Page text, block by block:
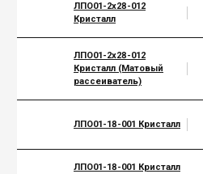
ЛПО01-2х28-012
Кристалл
ЛПО01-2х28-012
Кристалл (Матовый
рассеиватель)
ЛПО01-18-001 Кристалл
ЛПО01-18-001 Кристалл